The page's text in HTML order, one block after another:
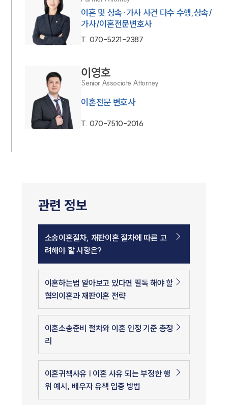
이혼 및 상속·가사 사건 다수 수행,상속/
가사/이혼전문변호사
T. 070-5221-2387
이영호
Senior Associate Attorney
이혼전문 변호사
T. 070-7510-2016
관련 정보
소송이혼절차, 재판이혼 절차에 따른 고
려해야 할 사항은?
이혼하는법 알아보고 있다면 필독 해야 할
협의이혼과 재판이혼 전략
이혼소송준비 절차와 이혼 인정 기준 총정
리
이혼귀책사유 | 이혼 사유 되는 부정한 행
위 예시, 배우자 유책 입증 방법